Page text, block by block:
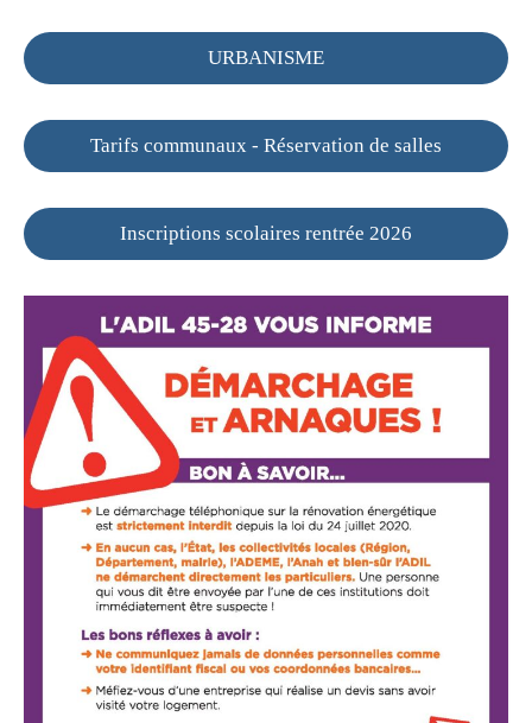
URBANISME
Tarifs communaux - Réservation de salles
Inscriptions scolaires rentrée 2026